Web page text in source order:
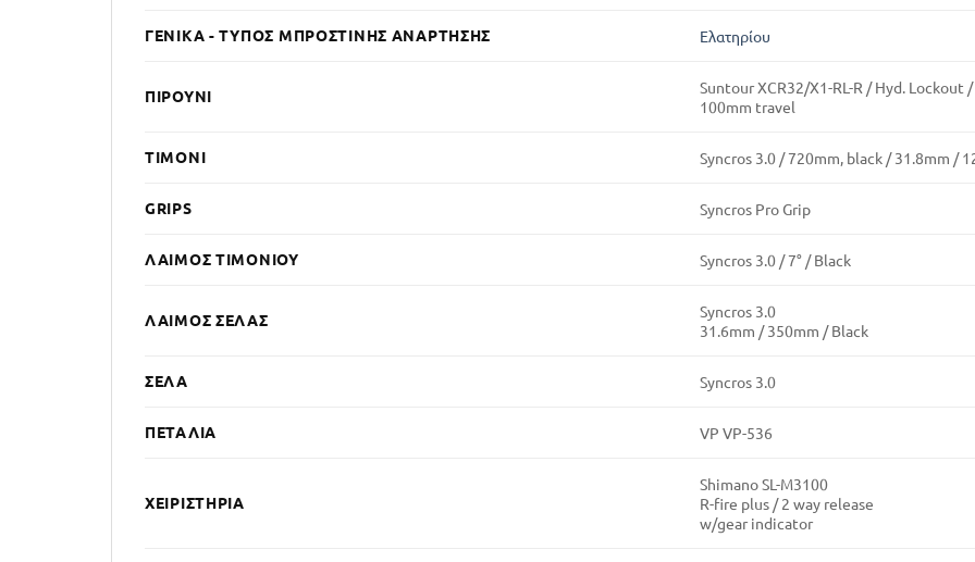
ΓΕΝΙΚΆ - ΤΎΠΟΣ ΜΠΡΟΣΤΙΝΉΣ ΑΝΆΡΤΗΣΗΣ Ελατηρίου
ΠΙΡΟΎΝΙ
Suntour XCR32/X1-RL-R / Hyd. Lockout
100mm travel
ΤΙΜΌΝΙ Syncros 3.0 / 720mm, black / 31.8mm /
GRIPS Syncros Pro Grip
ΛΑΙΜΌΣ ΤΙΜΟΝΙΟΎ Syncros 3.0 / 7° / Black
ΛΑΙΜΌΣ ΣΈΛΑΣ
Syncros 3.0
31.6mm / 350mm / Black
ΣΈΛΑ Syncros 3.0
ΠΕΤΆΛΙΑ VP VP-536
ΧΕΙΡΙΣΤΉΡΙΑ
Shimano SL-M3100
R-fire plus / 2 way release
w/gear indicator